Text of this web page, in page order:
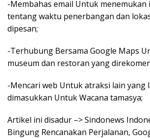
-Membahas email Untuk menemukan
tentang waktu penerbangan dan
dipesan;
-Terhubung Bersama Google Maps
museum dan restoran yang
-Mencari web Untuk atraksi lain yang
dimasukkan Untuk Wacana tamasya;
Artikel ini disadur –> Sindonews
Bingung Rencanakan Perjalanan,